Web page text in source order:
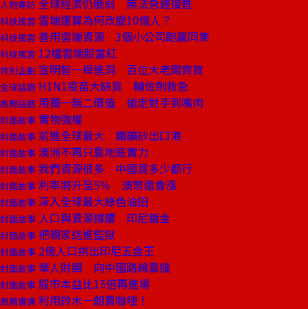
人物專訪 全球經濟仍脆弱 無法急遽復甦
科技風雲 雲端運算為何改變10億人？
科技風雲 善用雲端資源 3個小公司跑贏同業
科技風雲 12檔雲端股當紅
特別企劃 宣明智一桿進洞 百位大老闆齊賀
全球話題 H1N1疫苗大缺貨 輔佐劑救急
商周話題 用獨一無二價值 搶走對手到嘴肉
封面故事 實物強權
封面故事 前進全球最大 鐵礦砂出口港
封面故事 澳洲不再只靠地底實力
封面故事 我們資源很多 中國買多少都行
封面故事 利率將升至5％ 澳幣還會漲
封面故事 深入全球最大綠色油田
封面故事 人口與資源撐腰 印尼鍍金
封面故事 把親家送進監獄
封面故事 2億人口拱出印尼五金王
封面故事 華人財團 向中國路線靠攏
封面故事 股市本益比15倍再進場
商周書摘 利用鈴木一朗賣咖哩！